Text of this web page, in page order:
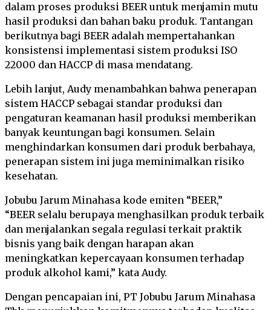
dalam proses produksi BEER untuk menjamin mutu
hasil produksi dan bahan baku produk. Tantangan
berikutnya bagi BEER adalah mempertahankan
konsistensi implementasi sistem produksi ISO
22000 dan HACCP di masa mendatang.
Lebih lanjut, Audy menambahkan bahwa penerapan
sistem HACCP sebagai standar produksi dan
pengaturan keamanan hasil produksi memberikan
banyak keuntungan bagi konsumen. Selain
menghindarkan konsumen dari produk berbahaya,
penerapan sistem ini juga meminimalkan risiko
kesehatan.
Jobubu Jarum Minahasa kode emiten “BEER,”
“BEER selalu berupaya menghasilkan produk terbaik
dan menjalankan segala regulasi terkait praktik
bisnis yang baik dengan harapan akan
meningkatkan kepercayaan konsumen terhadap
produk alkohol kami,” kata Audy.
Dengan pencapaian ini, PT Jobubu Jarum Minahasa